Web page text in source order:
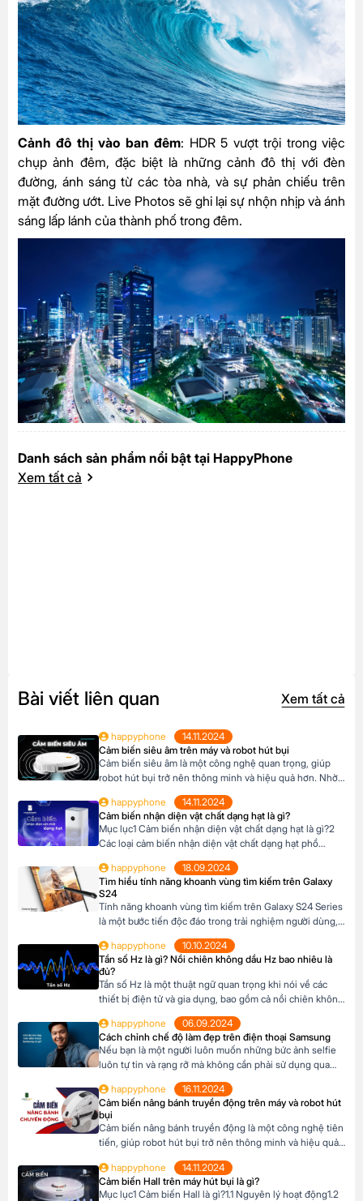
Cảnh đô thị vào ban đêm: HDR 5 vượt trội trong việc
chụp ảnh đêm, đặc biệt là những cảnh đô thị với đèn
đường, ánh sáng từ các tòa nhà, và sự phản chiếu trên
mặt đường ướt. Live Photos sẽ ghi lại sự nhộn nhịp và ánh
sáng lấp lánh của thành phố trong đêm.
Danh sách sản phẩm nổi bật tại HappyPhone
Xem tất cả
Bài viết liên quan Xem tất cả
happyphone
14.11.2024
Cảm biến siêu âm trên máy và robot hút bụi
Cảm biến siêu âm là một công nghệ quan trọng, giúp
robot hút bụi trở nên thông minh và hiệu quả hơn. Nhờ
cửa mà không cần sự can thiệp của con người. Khi chọn
mua robot hút bụi, hãy ưu tiên […]
happyphone
14.11.2024
Cảm biến nhận diện vật chất dạng hạt là gì?
Mục lục1 Cảm biến nhận diện vật chất dạng hạt là gì?2
Các loại cảm biến nhận diện vật chất dạng hạt phổ
biến3 Ứng dụng trong đời sống4 Lợi ích khi sử dụng
Cảm biến nhận diện vật chất dạng hạt là gì? Cảm biến
nhận diện vật chất dạng hạt là một thiết […]
happyphone
18.09.2024
Tìm hiểu tính năng khoanh vùng tìm kiếm trên Galaxy
S24
Tính năng khoanh vùng tìm kiếm trên Galaxy S24 Series
là một bước tiến độc đáo trong trải nghiệm người dùng,
giúp bạn nhanh chóng tìm kiếm thông tin trực tiếp từ
hình ảnh hoặc văn bản mà không cần chuyển đổi ứng
dụng. Mục lục1 Tính năng khoanh vùng tìm kiếm là gì?2
Lợi […]
happyphone
10.10.2024
Tần số Hz là gì? Nồi chiên không dầu Hz bao nhiêu là
đủ?
Tần số Hz là một thuật ngữ quan trọng khi nói về các
thiết bị điện tử và gia dụng, bao gồm cả nồi chiên không
dầu. Hiểu rõ về Hz sẽ giúp bạn lựa chọn thiết bị phù
hợp, đảm bảo an toàn và hiệu quả khi sử dụng. Vậy, Hz là
gì và […]
happyphone
06.09.2024
Cách chỉnh chế độ làm đẹp trên điện thoại Samsung
Nếu bạn là một người luôn muốn những bức ảnh selfie
luôn tự tin và rạng rỡ mà không cần phải sử dụng qua
App, với điện thoại Samsung có tính năng chế độ làm
đẹp chính là trợ thủ đắc lực. Với vài thao tác đơn giản,
bạn sẽ sở hữu những bức ảnh […]
happyphone
16.11.2024
Cảm biến nâng bánh truyền động trên máy và robot hút
bụi
Cảm biến nâng bánh truyền động là một công nghệ tiên
tiến, giúp robot hút bụi trở nên thông minh và hiệu quả
chỉnh độ cao của bánh xe để thích ứng với mọi địa hình
trong ngôi nhài. Mục lục1 Cảm biến […]
happyphone
14.11.2024
Cảm biến Hall trên máy hút bụi là gì?
Mục lục1 Cảm biến Hall là gì?1.1 Nguyên lý hoạt động1.2